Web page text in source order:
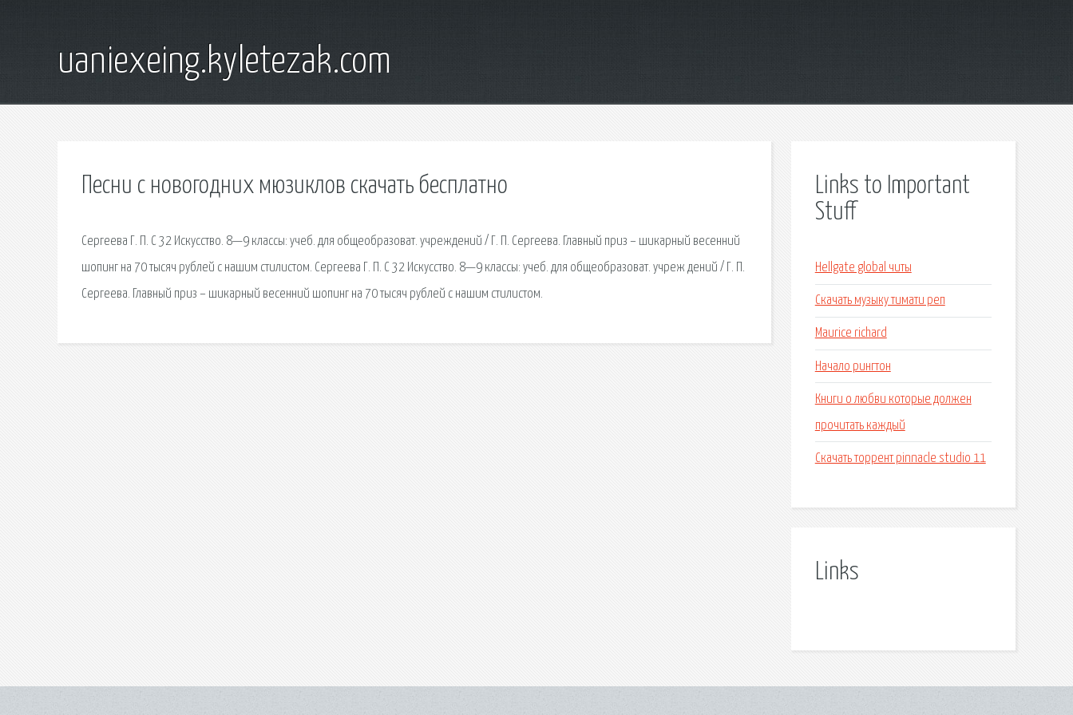
uaniexeing.kyletezak.com
Песни с новогодних мюзиклов скачать бесплатно
Сергеева Г. П. С 32 Искусство. 8—9 классы: учеб. для общеобразоват. учреж­дений / Г. П. Сергеева. Главный приз – шикарный весенний
шопинг на 70 тысяч рублей с нашим стилистом. Сергеева Г. П. С 32 Искусство. 8—9 классы: учеб. для общеобразоват. учреж дений / Г. П.
Сергеева. Главный приз – шикарный весенний шопинг на 70 тысяч рублей с нашим стилистом.
Links to Important
Stuff
Hellgate global читы
Скачать музыку тимати реп
Maurice richard
Начало рингтон
Книги о любви которые должен
прочитать каждый
Скачать торрент pinnacle studio 11
Links